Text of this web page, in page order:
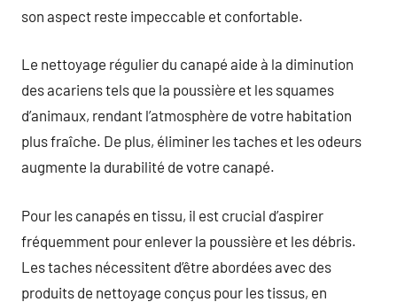
son aspect reste impeccable et confortable.
Le nettoyage régulier du canapé aide à la diminution
des acariens tels que la poussière et les squames
d’animaux, rendant l’atmosphère de votre habitation
plus fraîche. De plus, éliminer les taches et les odeurs
augmente la durabilité de votre canapé.
Pour les canapés en tissu, il est crucial d’aspirer
fréquemment pour enlever la poussière et les débris.
Les taches nécessitent d’être abordées avec des
produits de nettoyage conçus pour les tissus, en